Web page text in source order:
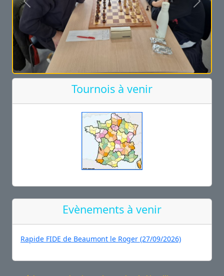
Précédent Suivant
Tournois à venir
Evènements à venir
Rapide FIDE de Beaumont le Roger (27/09/2026)